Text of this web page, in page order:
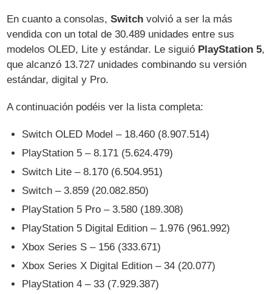
En cuanto a consolas,Switch volvió a ser la más
vendida con un total de 30.489 unidades entre sus
modelos OLED, Lite y estándar. Le siguió PlayStation 5,
que alcanzó 13.727 unidades combinando su versión
estándar, digital y Pro.
A continuación podéis ver la lista completa:
Switch OLED Model – 18.460 (8.907.514)
PlayStation 5 – 8.171 (5.624.479)
Switch Lite – 8.170 (6.504.951)
Switch – 3.859 (20.082.850)
PlayStation 5 Pro – 3.580 (189.308)
PlayStation 5 Digital Edition – 1.976 (961.992)
Xbox Series S – 156 (333.671)
Xbox Series X Digital Edition – 34 (20.077)
PlayStation 4 – 33 (7.929.387)